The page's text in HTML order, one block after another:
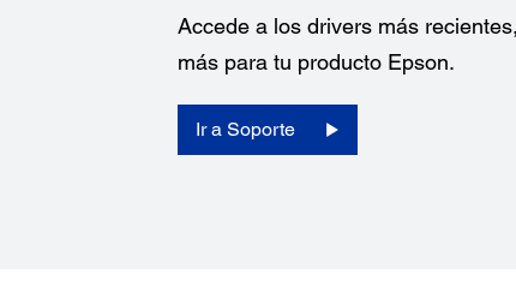
Accede a los drivers más
más para tu producto Epson.
Ir a Soporte